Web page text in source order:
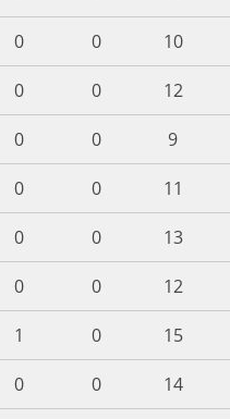
0 0
10
0 0
12
0 0
9
0 0
11
0 0
13
0 0
12
1 0
15
0 0
14